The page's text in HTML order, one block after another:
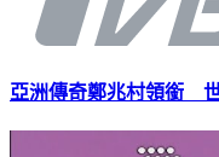
亞洲傳奇鄭兆村領銜